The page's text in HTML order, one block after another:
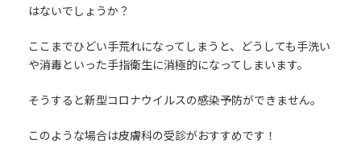
はないでしょうか？
ここまでひどい手荒れになってしまうと、どうしても手洗い
や消毒といった手指衛生に消極的になってしまいます。
そうすると新型コロナウイルスの感染予防ができません。
このような場合は皮膚科の受診がおすすめです！